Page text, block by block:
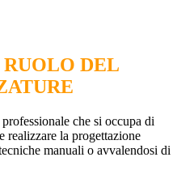
DEL
che si occupa di
realizzare la progettazione
manuali o avvalendosi di